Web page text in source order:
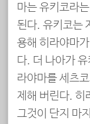
마는 유키코라
된다. 유키코는
용해 히라야마
다. 더 나아가
라야마를 세츠
제해 버린다. 히
그것이 단지 마